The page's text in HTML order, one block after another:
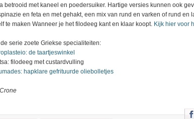
betrooid met kaneel en poedersuiker. Hartige versies kunnen ook
en feta en met gehakt, een mix van rund en varken of rund en
te maken Wanneer je het filodeeg kant en klaar koopt. Kijk hier voor
serie zoete Griekse specialiteiten:
de taartjeswinkel
filodeeg met custardvulling
hapklare gefrituurde oliebolletjes